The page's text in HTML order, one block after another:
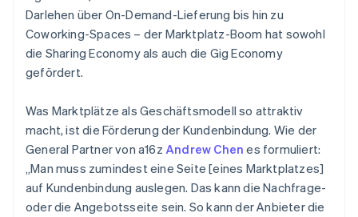
Darlehen über On-Demand-Lieferung bis hin zu
Coworking-Spaces – der Marktplatz-Boom hat sowohl
die Sharing Economy als auch die Gig Economy
gefördert.
Was Marktplätze als Geschäftsmodell so attraktiv
macht, ist die Förderung der Kundenbindung. Wie der
General Partner von a16z Andrew Chen es formuliert:
„Man muss zumindest eine Seite [eines Marktplatzes]
auf Kundenbindung auslegen. Das kann die Nachfrage-
oder die Angebotsseite sein. So kann der Anbieter die